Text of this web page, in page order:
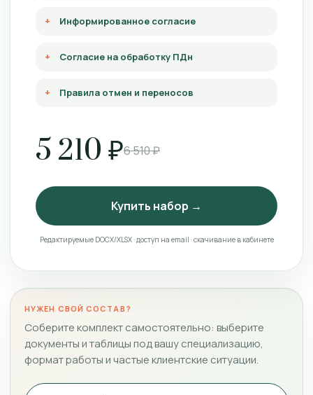
Информированное согласие
Согласие на обработку ПДн
Правила отмен и переносов
5 210 ₽6 510 ₽
Купить набор →
Редактируемые DOCX/XLSX · доступ на email · скачивание в кабинете
НУЖЕН СВОЙ СОСТАВ?
Соберите комплект самостоятельно: выберите
документы и таблицы под вашу специализацию,
формат работы и частые клиентские ситуации.